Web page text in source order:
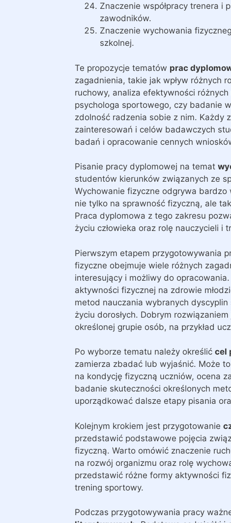
Znaczenie współpracy trenera i
zawodników.
Znaczenie wychowania
szkolnej.
Te propozycje tematów prac
zagadnienia, takie jak wpływ różnych
ruchowy, analiza efektywności
psychologa sportowego, czy badanie
zdolność radzenia sobie z nim. Każdy
zainteresowań i celów badawczych
badań i opracowanie cennych
Pisanie pracy dyplomowej na temat
studentów kierunków związanych ze
Wychowanie fizyczne odgrywa bardzo
nie tylko na sprawność fizyczną, ale
Praca dyplomowa z tego zakresu
życiu człowieka oraz rolę nauczycieli i
Pierwszym etapem przygotowywania
fizyczne obejmuje wiele różnych
interesujący i możliwy do
aktywności fizycznej na zdrowie
metod nauczania wybranych
życiu dorosłych. Dobrym
określonej grupie osób, na przykład
Po wyborze tematu należy określić cel
zamierza zbadać lub wyjaśnić. Może
na kondycję fizyczną uczniów, ocena
badanie skuteczności określonych
uporządkować dalsze etapy pisania
Kolejnym krokiem jest przygotowanie
przedstawić podstawowe pojęcia
fizyczną. Warto omówić znaczenie
na rozwój organizmu oraz rolę
przedstawić różne formy aktywności
trening sportowy.
Podczas przygotowywania pracy